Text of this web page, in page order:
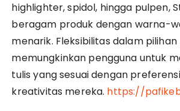
highlighter, spidol, hingga pulpen,
beragam produk dengan warna-
menarik. Fleksibilitas dalam pilihan
memungkinkan pengguna untuk
tulis yang sesuai dengan
kreativitas mereka. https://